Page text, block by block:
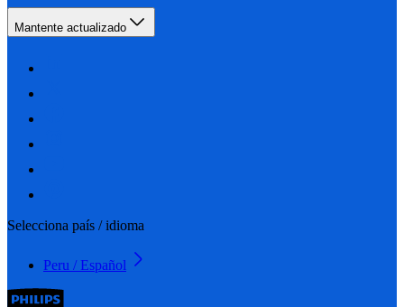
Mantente actualizado
Selecciona país / idioma
Peru / Español